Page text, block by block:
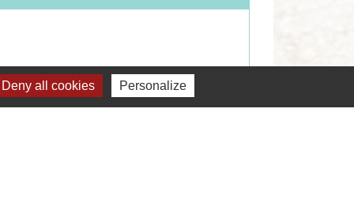
Deny all cookies Personalize